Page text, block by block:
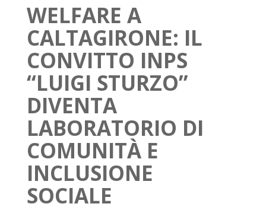
WELFARE A
CALTAGIRONE: IL
CONVITTO INPS
“LUIGI STURZO”
DIVENTA
LABORATORIO DI
COMUNITÀ E
INCLUSIONE
SOCIALE